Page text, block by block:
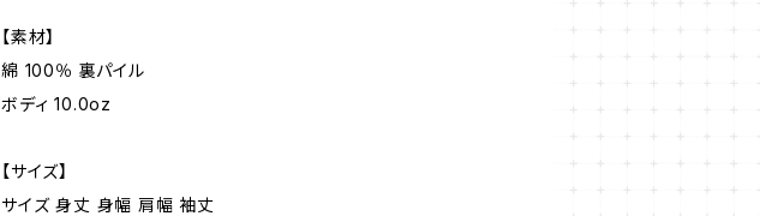
【素材】
綿 100％ 裏パイル
ボディ 10.0oz
【サイズ】
サイズ 身丈 身幅 肩幅 袖丈